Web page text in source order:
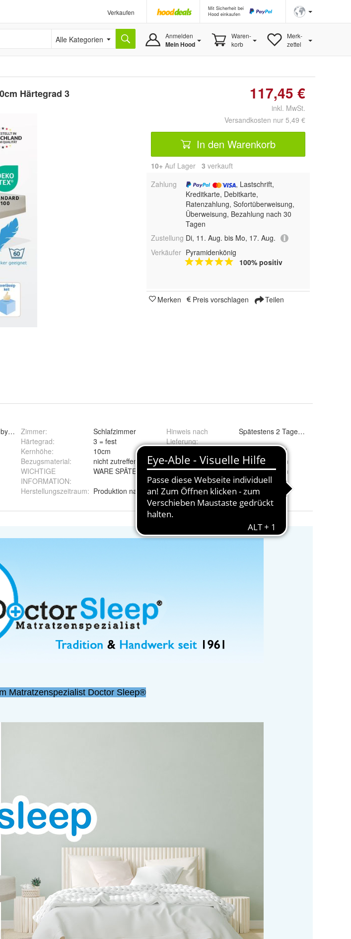
Verkaufen
Mit Sicherheit bei
Hood einkaufen
Alle Kategorien Anmelden
Mein Hood
Waren-
korb
Merk-
zettel
Härtegrad 3 117,45 €
inkl. MwSt.
Versandkosten nur 5,49 €
In den Warenkorb
10+ Auf Lager 3 verkauft
Zahlung
, Lastschrift,
Kreditkarte, Debitkarte,
Ratenzahlung, Sofortüberweisung,
Überweisung, Bezahlung nach 30
Tagen
Zustellung Di, 11. Aug. bis Mo, 17. Aug.
Verkäufer Pyramidenkönig
100% positiv
Merken Preis vorschlagen Teilen
OEKO-TEX
Zimmer:
Schlafzimmer
Härtegrad:
3 = fest
Kernhöhe:
10cm
Bezugsmaterial:
nicht zutreffend
WICHTIGE
INFORMATION:
WARE SPÄTESTENS 2 TAGE NACH LIEFERUNG AUSPACKEN
Herstellungszeitraum: Produktion nach Bestellung
Hinweis nach
Lieferung:
Spätestens 2 Tage nach Lieferung
nicht zutreffend
Material :
Komfortschaum
Matratzenart: Komfortschaum